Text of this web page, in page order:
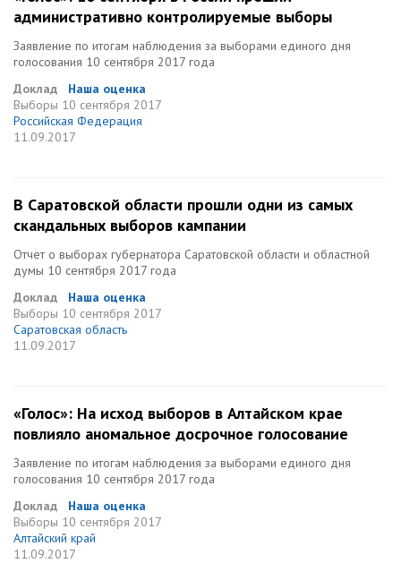
административно контролируемые выборы
Заявление по итогам наблюдения за выборами единого дня
голосования 10 сентября 2017 года
Доклад
Наша оценка
Выборы 10 сентября 2017
Российская Федерация
11.09.2017
В Саратовской области прошли одни из самых
скандальных выборов кампании
Отчет о выборах губернатора Саратовской области и областной
думы 10 сентября 2017 года
Доклад
Наша оценка
Выборы 10 сентября 2017
Саратовская область
11.09.2017
«Голос»: На исход выборов в Алтайском крае
повлияло аномальное досрочное голосование
Заявление по итогам наблюдения за выборами единого дня
голосования 10 сентября 2017 года
Доклад
Наша оценка
Выборы 10 сентября 2017
Алтайский край
11.09.2017